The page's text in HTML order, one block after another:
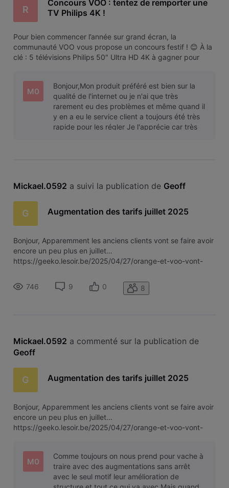
R
Concours VOO : tentez de remporter une
TV Philips 4K !
Pour bien commencer l’année sur grand écran, la
communauté VOO vous propose un concours festif ! 😊 À la
clé : 5 télévisions Philips 50″ Ultra HD 4K à gagner pour
véritable grand écran : ✔️ Écran
M0
Bonjour,Mon produit préféré est bien sur la
qualité de l'internet ou je n'ai que très
rarement eu des problèmes et même quand il
y en a eu le service client a toujours été très
rapide pour les régler Je l'apprécie car très
Mickael.0592 a suivi la publication de Geoff
G Augmentation des tarifs juillet 2025
Bonjour, Apparemment les anciens clients vont se faire avoir
encore un peu plus en juillet…
https://geeko.lesoir.be/2025/04/27/orange-et-voo-vont-
746
9 0 8
Mickael.0592 a commenté sur la publication de
Geoff
G Augmentation des tarifs juillet 2025
Bonjour, Apparemment les anciens clients vont se faire avoir
encore un peu plus en juillet…
https://geeko.lesoir.be/2025/04/27/orange-et-voo-vont-
M0
Comme toujours on nous prend pour vache à
traire avec des augmentations sans arrêt
avec le seul motif leur amélioration de